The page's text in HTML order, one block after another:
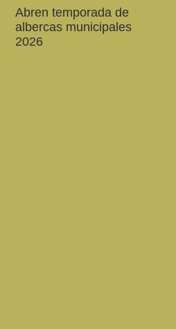
Convocan a niños, niñas
y jóvenes a crear la
conservación de la
Abren temporada de
albercas municipales
2026